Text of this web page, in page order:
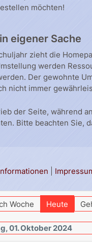
möchten!
eigener Sache
zieht die
werden
Der gewohnte
nicht immer
Woche Heute
01. Oktober 2024
der Seite, während
Bitte beachten